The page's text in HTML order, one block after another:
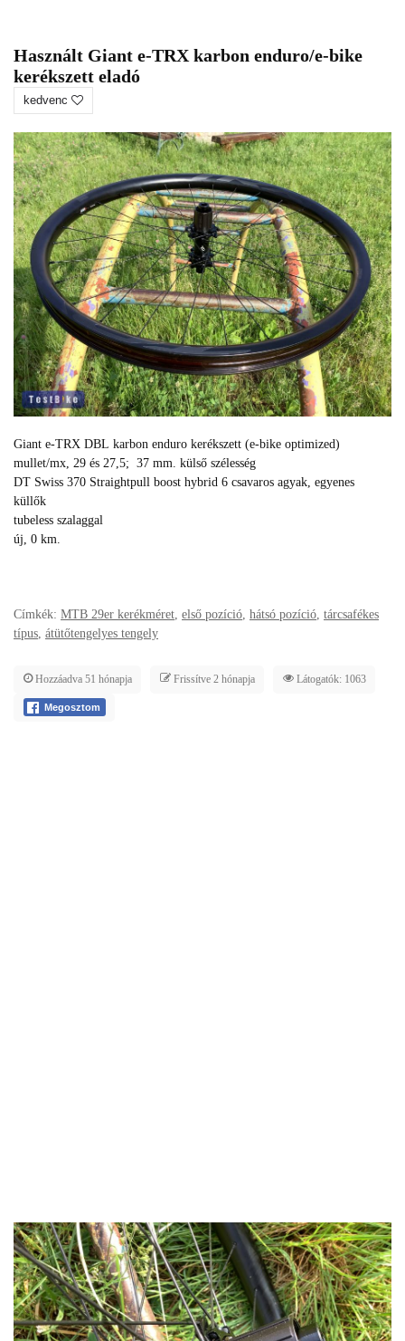
Használt Giant e-TRX karbon enduro/e-bike
kerékszett eladó
kedvenc
Giant e-TRX DBL karbon enduro kerékszett (e-bike optimized)
mullet/mx, 29 és 27,5; 37 mm. külső szélesség
DT Swiss 370 Straightpull boost hybrid 6 csavaros agyak, egyenes
küllők
tubeless szalaggal
új, 0 km.
Címkék: MTB 29er kerékméret első pozíció hátsó pozíció tárcsafékes
típus átütőtengelyes tengely
Hozzáadva 51 hónapja Frissítve 2 hónapja Látogatók: 1063
Megosztom